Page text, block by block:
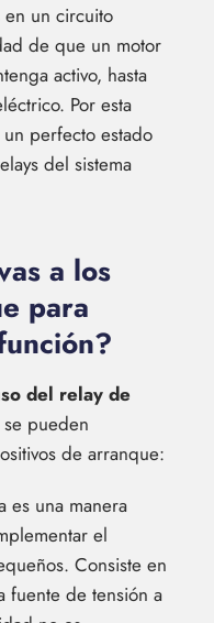
en un circuito
de que un motor
activo, hasta
Por esta
perfecto estado
del sistema
a los
para
del relay de
pueden
de arranque:
es una manera
el
Consiste en
fuente de tensión a